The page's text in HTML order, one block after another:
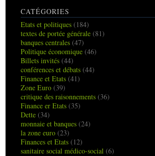
CATÉGORIES
Etats et politiques (184)
textes de portée générale (81)
banques centrales (47)
Politique économique (46)
Billets invités (44)
conférences et débats (44)
Finance et Etats (41)
Zone Euro (39)
critique des raisonnements (36)
Finance er Etats (35)
Dette (34)
monnaie et banques (24)
la zone euro (23)
Finances et Etats (12)
sanitaire social médico-social (6)